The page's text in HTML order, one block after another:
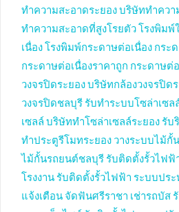
ทำความสะอาดระยองบริษัททำควา
ทำความสะอาดที่สูงโรยตัว โรงพิมพ์
เนื่อง โรงพิมพ์กระดาษต่อเนื่อง กระ
กระดาษต่อเนื่องราคาถูก กระดาษต่
วงจรปิดระยองบริษัทกล้องวงจรปิด
วงจรปิดชลบุรี รับทำระบบโซล่าเซล
เซลล์ บริษัททำโซล่าเซลล์ระยอง รับ
ทำประตูรีโมทระยอง วางระบบไม้กั้
ไม้กั้นรถยนต์ชลบุรี รับติดตั้งรั้วไฟฟ้
โรงงาน รับติดตั้งรั้วไฟฟ้า ระบบปร
แจ้งเตือน จัดฟันศรีราชา เช่ารถบัส